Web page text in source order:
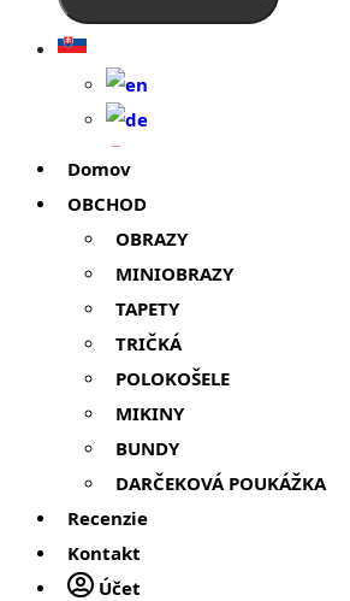
Domov
OBCHOD
OBRAZY
MINIOBRAZY
TAPETY
TRIČKÁ
POLOKOŠELE
MIKINY
BUNDY
DARČEKOVÁ POUKÁŽKA
Recenzie
Kontakt
Účet